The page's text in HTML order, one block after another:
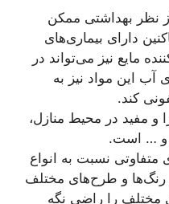
نظر بهداشتی ممکن
دارای بیماری‌های
مایع نیز می‌تواند در
آب این مواد نیز به
کند.
و مفید در محیط منازل،
و … است.
نسبت به انواع
و طرح‌های مختلف
مختلف را راضی نگه